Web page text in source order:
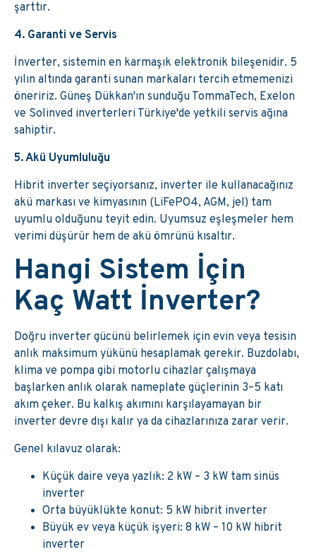
şarttır.
4. Garanti ve Servis
İnverter, sistemin en karmaşık elektronik bileşenidir. 5
yılın altında garanti sunan markaları tercih etmemenizi
öneririz. Güneş Dükkan'ın sunduğu TommaTech, Exelon
ve Solinved inverterleri Türkiye'de yetkili servis ağına
sahiptir.
5. Akü Uyumluluğu
Hibrit inverter seçiyorsanız, inverter ile kullanacağınız
akü markası ve kimyasının (LiFePO4, AGM, jel) tam
uyumlu olduğunu teyit edin. Uyumsuz eşleşmeler hem
verimi düşürür hem de akü ömrünü kısaltır.
Hangi Sistem İçin
Kaç Watt İnverter?
Doğru inverter gücünü belirlemek için evin veya tesisin
anlık maksimum yükünü hesaplamak gerekir. Buzdolabı,
klima ve pompa gibi motorlu cihazlar çalışmaya
başlarken anlık olarak nameplate güçlerinin 3–5 katı
akım çeker. Bu kalkış akımını karşılayamayan bir
inverter devre dışı kalır ya da cihazlarınıza zarar verir.
Genel kılavuz olarak:
Küçük daire veya yazlık: 2 kW – 3 kW tam sinüs
inverter
Orta büyüklükte konut: 5 kW hibrit inverter
Büyük ev veya küçük işyeri: 8 kW – 10 kW hibrit
inverter